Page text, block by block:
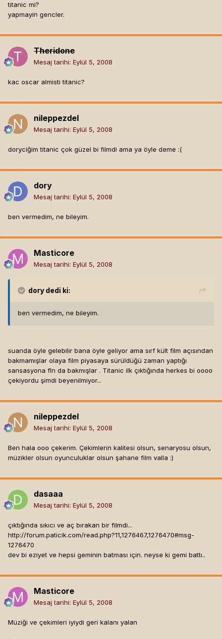
titanic mi?
yapmayin gencler.
Theridone
Mesaj tarihi: Eylül 5, 2008
kac oscar almisti titanic?
nileppezdel
Mesaj tarihi: Eylül 5, 2008
doryciğim titanic çok güzel bi filmdi ama ya öyle deme :(
dory
Mesaj tarihi: Eylül 5, 2008
ben vermedim, ne bileyim.
Masticore
Mesaj tarihi: Eylül 5, 2008
dory dedi ki:
ben vermedim, ne bileyim.
suanda öyle gelebilir bana öyle geliyor ama sırf kült film açısından
bakmamışlar olaya film piyasaya sürüldüğü zaman yaptığı
sansasyona fln da bakmışlar . Titanic ilk çıktığında herkes bi oooo
çekiyordu şimdi beyenilmiyor...
nileppezdel
Mesaj tarihi: Eylül 5, 2008
Ben hala ooo çekerim. Çekimlerin kalitesi olsun, senaryosu olsun,
müzikler olsun oyunculuklar olsun şahane film valla :)
dasaaa
Mesaj tarihi: Eylül 5, 2008
çıktığında sıkıcı ve aç bırakan bir filmdi...
http://forum.paticik.com/read.php?11,1276467,1276470#msg-
1276470
dev bi eziyet ve hepsi geminin batması için. neyse ki gemi battı..
Masticore
Mesaj tarihi: Eylül 5, 2008
Müziği ve çekimleri iyiydi geri kalanı yalan